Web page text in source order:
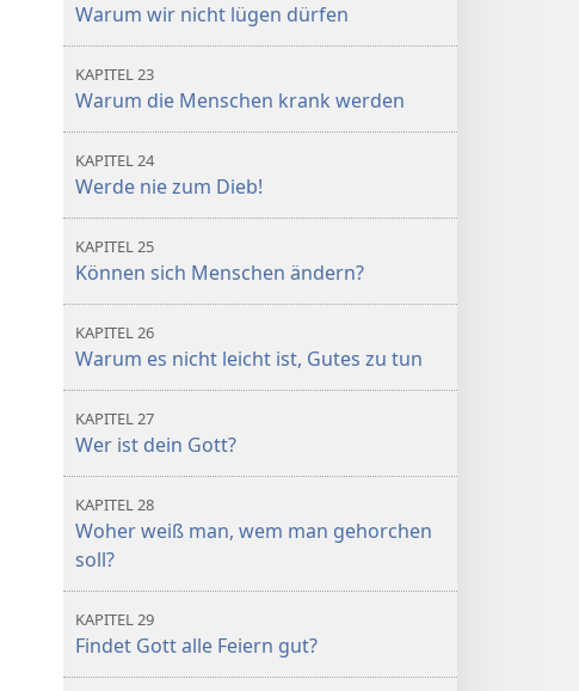
Warum wir nicht lügen dürfen
KAPITEL 23
Warum die Menschen krank werden
KAPITEL 24
Werde nie zum Dieb!
KAPITEL 25
Können sich Menschen ändern?
KAPITEL 26
Warum es nicht leicht ist, Gutes zu tun
KAPITEL 27
Wer ist dein Gott?
KAPITEL 28
Woher weiß man, wem man gehorchen
soll?
KAPITEL 29
Findet Gott alle Feiern gut?